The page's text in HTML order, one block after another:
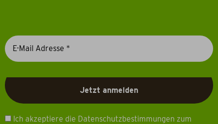
Ich akzeptiere die Datenschutzbestimmungen zum